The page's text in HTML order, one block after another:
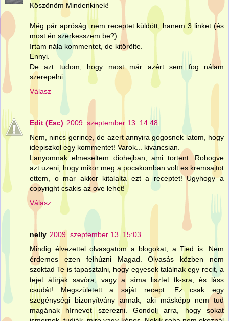
Köszönöm Mindenkinek!
Még pár apróság: nem receptet küldött, hanem 3 linket (és
most én szerkesszem be?)
írtam nála kommentet, de kitörölte.
Ennyi.
De azt tudom, hogy most már azért sem fog nálam
szerepelni.
Válasz
Edit (Esc) 2009. szeptember 13. 14:48
Nem, nincs gerince, de azert annyira gogosnek latom, hogy
idepiszkol egy kommentet! Varok... kivancsian.
Lanyomnak elmeseltem diohejban, ami tortent. Rohogve
azt uzeni, hogy mikor meg a pocakomban volt es kremsajtot
ettem, o mar akkor kitalalta ezt a receptet! Ugyhogy a
copyright csakis az ove lehet!
Válasz
nelly 2009. szeptember 13. 15:03
Mindig élvezettel olvasgatom a blogokat, a Tied is. Nem
érdemes ezen felhúzni Magad. Olvasás közben nem
szoktad Te is tapasztalni, hogy egyesek találnak egy recit, a
tejet átírják savóra, vagy a síma lisztet tk-sra, és láss
csudát! Megszületett a saját recept. Ez csak egy
szegénységi bizonyítvány annak, aki másképp nem tud
magának hírnevet szerezni. Gondolj arra, hogy sokat